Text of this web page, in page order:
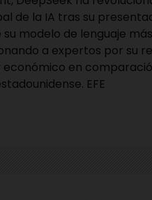
de la IA tras su
su modelo de lenguaje
a expertos por su
económico en
EFE